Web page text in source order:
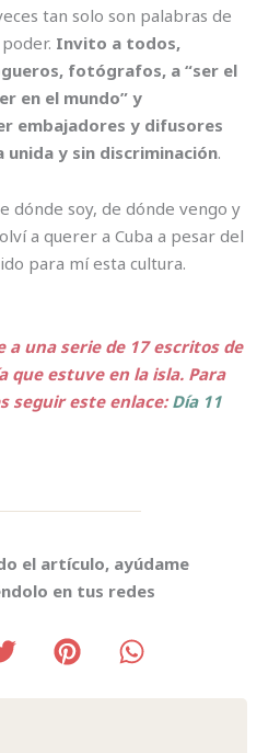
tan solo son palabras de
Invito a todos,
fotógrafos, a “ser el
en el mundo” y
embajadores y difusores
unida y sin discriminación.
dónde soy, de dónde vengo y
a querer a Cuba a pesar del
para mí esta cultura.
a una serie de 17 escritos de
que estuve en la isla. Para
seguir este enlace:Día 11
el artículo, ayúdame
en tus redes